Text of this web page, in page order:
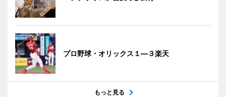
プロ野球・オリックス１―３楽天
もっと見る